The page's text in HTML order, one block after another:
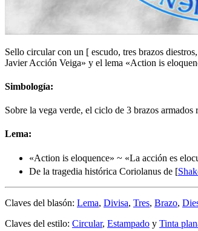
Sello circular con un [ escudo, tres brazos
Javier Acción Veiga» y el lema «Action is
Simbología:
Sobre la vega verde, el ciclo de 3 brazos
Lema:
«Action is eloquence» ~ «La acción es
De la tragedia histórica Coriolanus de [
Claves del blasón: Lema, Divisa, Tres, Brazo,
Claves del estilo: Circular, Estampado y Tinta